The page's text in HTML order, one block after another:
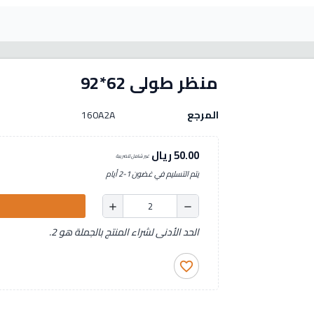
منظر طولى 62*92
المرجع 160A2A
50.00 ريال غير شامل للضريبة
يتم التسليم في غضون 1-2 أيام
remove
add
الحد الأدنى لشراء المنتج بالجملة هو 2.
favorite_border